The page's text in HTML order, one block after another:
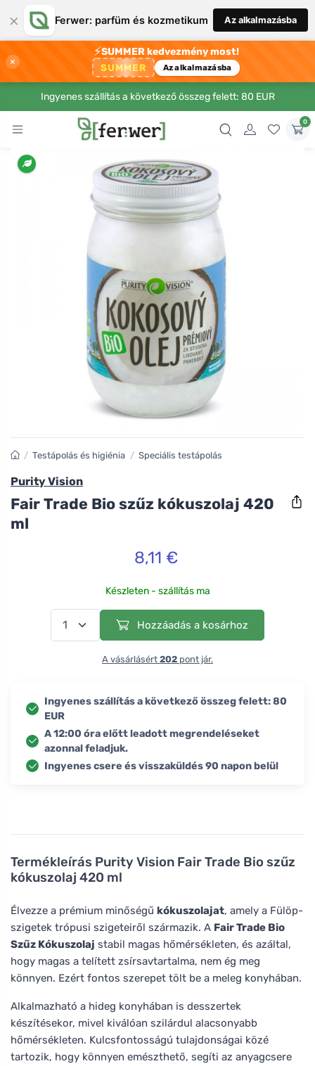
× Ferwer: parfüm és kozmetikum Az alkalmazásba
×
⚡SUMMER kedvezmény most!
SUMMER Az alkalmazásba
Ingyenes szállítás a következő összeg felett: 80 EUR
0
Termékleírás Purity Vision Fair Trade Bio szűz
kókuszolaj 420 ml
Élvezze a prémium minőségű kókuszolajat, amely a Fülöp-
szigetek trópusi szigeteiről származik. A Fair Trade Bio
Szűz Kókuszolaj stabil magas hőmérsékleten, és azáltal,
hogy magas a telített zsírsavtartalma, nem ég meg
könnyen. Ezért fontos szerepet tölt be a meleg konyhában.
Alkalmazható a hideg konyhában is desszertek
készítésekor, mivel kiválóan szilárdul alacsonyabb
hőmérsékleten. Kulcsfontosságú tulajdonságai közé
tartozik, hogy könnyen emészthető, segíti az anyagcsere
/ Testápolás és higiénia / Speciális testápolás
Purity Vision
Fair Trade Bio szűz kókuszolaj 420
ml
8,11 €
Készleten - szállítás ma
Hozzáadás a kosárhoz
A vásárlásért 202 pont jár.
Ingyenes szállítás a következő összeg felett: 80
EUR
A 12:00 óra előtt leadott megrendeléseket
azonnal feladjuk.
Ingyenes csere és visszaküldés 90 napon belül